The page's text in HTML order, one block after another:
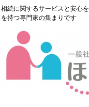
相続に関するサービスと安心
を持つ専門家の集まりです